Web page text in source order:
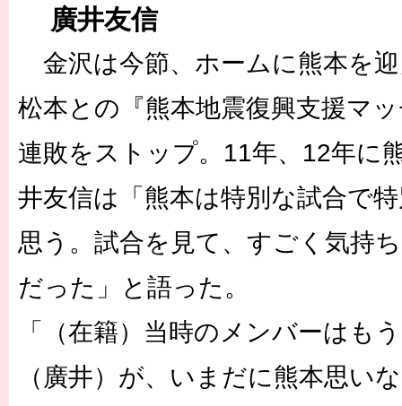
［3223号］一丸。日本出陣
［3222号］史上最大のW杯開幕 注目は「個」
廣井友信
金沢は今節、ホームに熊本を
松本との『熊本地震復興支援マ
連敗をストップ。11年、12年に
井友信は「熊本は特別な試合で
思う。試合を見て、すごく気持
だった」と語った。
「（在籍）当時のメンバーはも
（廣井）が、いまだに熊本思い